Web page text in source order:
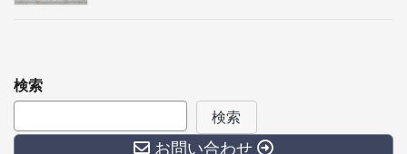
検索
検索
お問い合わせ